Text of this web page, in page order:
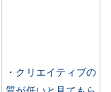
・クリエイティブの